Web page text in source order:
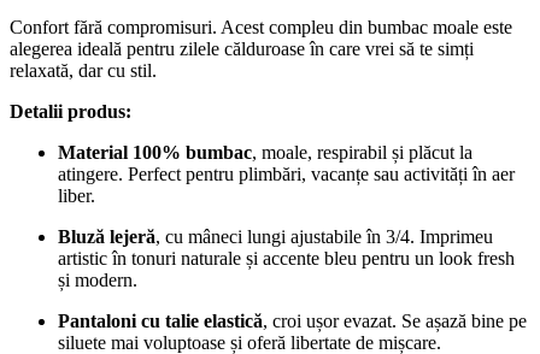
Confort fără compromisuri. Acest compleu din bumbac moale este
alegerea ideală pentru zilele călduroase în care vrei să te simți
relaxată, dar cu stil.
Detalii produs:
Material 100% bumbac, moale, respirabil și plăcut la
atingere. Perfect pentru plimbări, vacanțe sau activități în aer
liber.
Bluză lejeră, cu mâneci lungi ajustabile în 3/4. Imprimeu
artistic în tonuri naturale și accente bleu pentru un look fresh
și modern.
Pantaloni cu talie elastică, croi ușor evazat. Se așază bine pe
siluete mai voluptoase și oferă libertate de mișcare.